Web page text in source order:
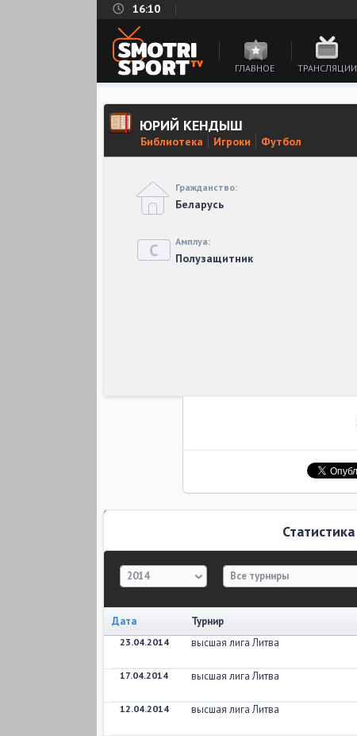
16:10
ГЛАВНОЕ ТРАНСЛЯЦИИ
ЮРИЙ КЕНДЫШ
Библиотека Игроки Футбол
Гражданство:
Беларусь
Амплуа:
Полузащитник
Статистика
2014 Все турниры
Дата Турнир
23.04.2014 высшая лига Литва
17.04.2014
высшая лига Литва
12.04.2014
высшая лига Литва